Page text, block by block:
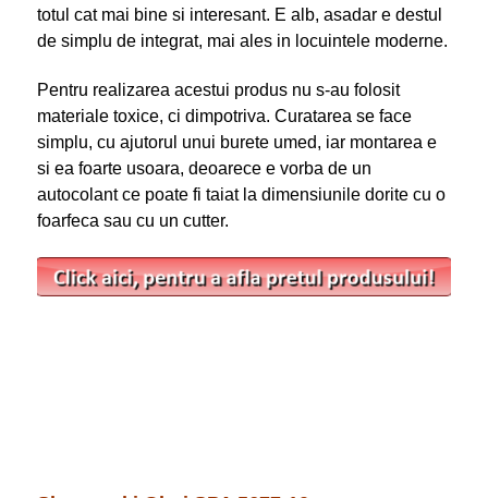
totul cat mai bine si interesant. E alb, asadar e destul
de simplu de integrat, mai ales in locuintele moderne.
Pentru realizarea acestui produs nu s-au folosit
materiale toxice, ci dimpotriva. Curatarea se face
simplu, cu ajutorul unui burete umed, iar montarea e
si ea foarte usoara, deoarece e vorba de un
autocolant ce poate fi taiat la dimensiunile dorite cu o
foarfeca sau cu un cutter.